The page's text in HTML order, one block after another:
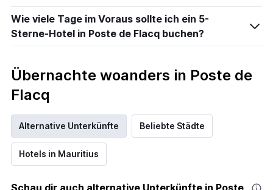
Wie viele Tage im Voraus sollte ich ein 5-
Sterne-Hotel in Poste de Flacq buchen?
Übernachte woanders in Poste de
Flacq
Alternative Unterkünfte Beliebte Städte
Hotels in Mauritius